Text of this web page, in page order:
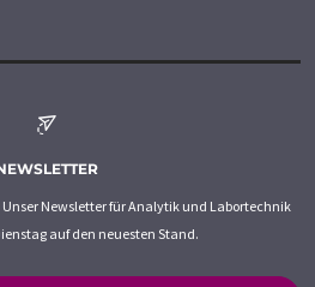
Newsletter für Analytik und Labortechnik
auf den neuesten Stand.